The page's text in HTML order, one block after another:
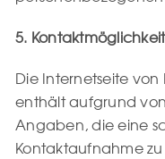
5.
Die Internetseite von
enthält aufgrund
Angaben, die eine
Kontaktaufnahme